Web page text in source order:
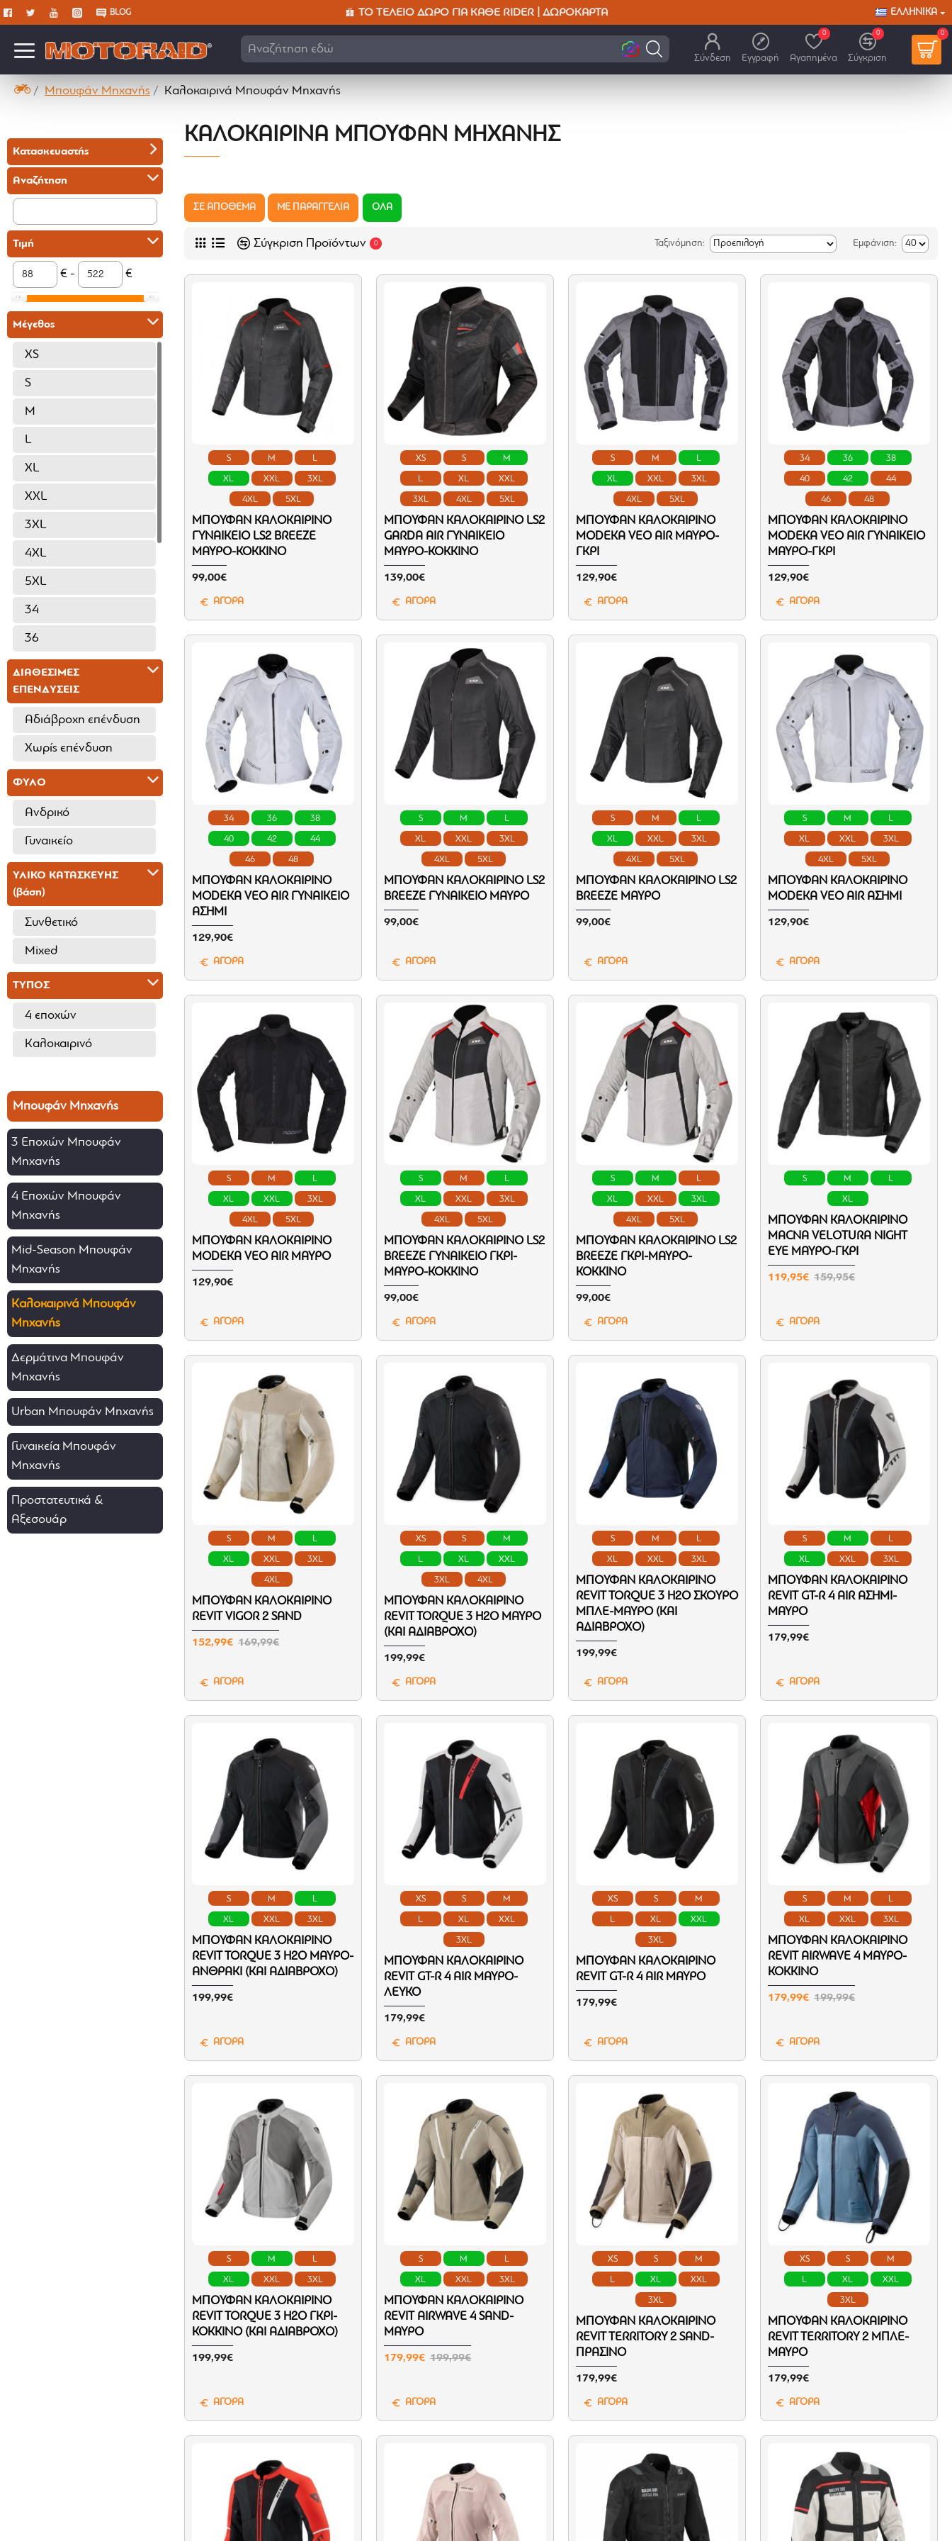
BLOG ΤΟ ΤΈΛΕΙΟ ΔΏΡΟ ΓΙΑ ΚΆΘΕ RIDER | ΔΩΡΟΚΆΡΤΑ ΕΛΛΗΝΙΚΆ
Ψά
Σύνδεση Εγγραφή Αγαπημένα
0
Σύγκριση
0 0
Μπουφάν Μηχανής Καλοκαιρινά Μπουφάν Μηχανής
Κατασκευαστής
Αναζήτηση
Τιμή
€ - €
Μέγεθος
XS
S
M
L
XL
XXL
3XL
4XL
5XL
34
36
38
40
42
44
46
48
ΔΙΑΘΕΣΙΜΕΣ
ΕΠΕΝΔΥΣΕΙΣ
Αδιάβροχη επένδυση
Χωρίς επένδυση
ΦΥΛΟ
Ανδρικό
Γυναικείο
ΥΛΙΚΟ ΚΑΤΑΣΚΕΥΗΣ
(βάση)
Συνθετικό
Mixed
ΤΥΠΟΣ
4 εποχών
Καλοκαιρινό
Μπουφάν Μηχανής
3 Εποχών Μπουφάν
Μηχανής
4 Εποχών Μπουφάν
Μηχανής
Mid-Season Μπουφάν
Μηχανής
Καλοκαιρινά Μπουφάν
Μηχανής
Δερμάτινα Μπουφάν
Μηχανής
Urban Μπουφάν Μηχανής
Γυναικεία Μπουφάν
Μηχανής
Προστατευτικά &
Αξεσουάρ
ΚΑΛΟΚΑΙΡΙΝΆ ΜΠΟΥΦΆΝ ΜΗΧΑΝΉΣ
ΣΕ ΑΠΟΘΕΜΑ ΜΕ ΠΑΡΑΓΓΕΛΙΑ ΟΛΑ
Σύγκριση Προϊόντων 0 Ταξινόμηση: Εμφάνιση:
S M L
XL XXL 3XL
4XL 5XL
ΜΠΟΥΦΆΝ ΚΑΛΟΚΑΙΡΙΝΌ
ΓΥΝΑΙΚΕΊΟ LS2 BREEZE
ΜΑΎΡΟ-ΚΌΚΚΙΝΟ
99,00€
ΑΓΟΡΑ
XS S M
L XL XXL
3XL 4XL 5XL
ΜΠΟΥΦΆΝ ΚΑΛΟΚΑΙΡΙΝΌ LS2
GARDA AIR ΓΥΝΑΙΚΕΊΟ
ΜΑΎΡΟ-ΚΌΚΚΙΝΟ
139,00€
ΑΓΟΡΑ
S M L
XL XXL 3XL
4XL 5XL
ΜΠΟΥΦΆΝ ΚΑΛΟΚΑΙΡΙΝΌ
MODEKA VEO AIR ΜΑΎΡΟ-
ΓΚΡΙ
129,90€
ΑΓΟΡΑ
34 36 38
40 42 44
46 48
ΜΠΟΥΦΆΝ ΚΑΛΟΚΑΙΡΙΝΌ
MODEKA VEO AIR ΓΥΝΑΙΚΕΊΟ
ΜΑΎΡΟ-ΓΚΡΙ
129,90€
ΑΓΟΡΑ
34 36 38
40 42 44
46 48
ΜΠΟΥΦΆΝ ΚΑΛΟΚΑΙΡΙΝΌ
MODEKA VEO AIR ΓΥΝΑΙΚΕΊΟ
ΑΣΗΜΊ
129,90€
ΑΓΟΡΑ
S M L
XL XXL 3XL
4XL 5XL
ΜΠΟΥΦΆΝ ΚΑΛΟΚΑΙΡΙΝΌ LS2
BREEZE ΓΥΝΑΙΚΕΊΟ ΜΑΎΡΟ
99,00€
ΑΓΟΡΑ
S M L
XL XXL 3XL
4XL 5XL
ΜΠΟΥΦΆΝ ΚΑΛΟΚΑΙΡΙΝΌ LS2
BREEZE ΜΑΎΡΟ
99,00€
ΑΓΟΡΑ
S M L
XL XXL 3XL
4XL 5XL
ΜΠΟΥΦΆΝ ΚΑΛΟΚΑΙΡΙΝΌ
MODEKA VEO AIR ΑΣΗΜΊ
129,90€
ΑΓΟΡΑ
S M L
XL XXL 3XL
4XL 5XL
ΜΠΟΥΦΆΝ ΚΑΛΟΚΑΙΡΙΝΌ
MODEKA VEO AIR ΜΑΎΡΟ
129,90€
ΑΓΟΡΑ
S M L
XL XXL 3XL
4XL 5XL
ΜΠΟΥΦΆΝ ΚΑΛΟΚΑΙΡΙΝΌ LS2
BREEZE ΓΥΝΑΙΚΕΊΟ ΓΚΡΙ-
ΜΑΎΡΟ-ΚΌΚΚΙΝΟ
99,00€
ΑΓΟΡΑ
S M L
XL XXL 3XL
4XL 5XL
ΜΠΟΥΦΆΝ ΚΑΛΟΚΑΙΡΙΝΌ LS2
BREEZE ΓΚΡΙ-ΜΑΎΡΟ-
ΚΌΚΚΙΝΟ
99,00€
ΑΓΟΡΑ
S M L
XL
ΜΠΟΥΦΆΝ ΚΑΛΟΚΑΙΡΙΝΌ
MACNA VELOTURA NIGHT
EYE ΜΑΎΡΟ-ΓΚΡΊ
119,95€ 159,95€
ΑΓΟΡΑ
S M L
XL XXL 3XL
4XL
ΜΠΟΥΦΆΝ ΚΑΛΟΚΑΙΡΙΝΌ
REVIT VIGOR 2 SAND
152,99€ 169,99€
ΑΓΟΡΑ
XS S M
L XL XXL
3XL 4XL
ΜΠΟΥΦΆΝ ΚΑΛΟΚΑΙΡΙΝΌ
REVIT TORQUE 3 H2O ΜΑΎΡΟ
(ΚΑΙ ΑΔΙΆΒΡΟΧΟ)
199,99€
ΑΓΟΡΑ
S M L
XL XXL 3XL
ΜΠΟΥΦΆΝ ΚΑΛΟΚΑΙΡΙΝΌ
REVIT TORQUE 3 H2O ΣΚΟΎΡΟ
ΜΠΛΕ-ΜΑΎΡΟ (ΚΑΙ
ΑΔΙΆΒΡΟΧΟ)
199,99€
ΑΓΟΡΑ
S M L
XL XXL 3XL
ΜΠΟΥΦΆΝ ΚΑΛΟΚΑΙΡΙΝΌ
REVIT GT-R 4 AIR ΑΣΗΜΊ-
ΜΑΎΡΟ
179,99€
ΑΓΟΡΑ
S M L
XL XXL 3XL
ΜΠΟΥΦΆΝ ΚΑΛΟΚΑΙΡΙΝΌ
REVIT TORQUE 3 H2O ΜΑΎΡΟ-
ΑΝΘΡΑΚΊ (ΚΑΙ ΑΔΙΆΒΡΟΧΟ)
199,99€
ΑΓΟΡΑ
XS S M
L XL XXL
3XL
ΜΠΟΥΦΆΝ ΚΑΛΟΚΑΙΡΙΝΌ
REVIT GT-R 4 AIR ΜΑΎΡΟ-
ΛΕΥΚΌ
179,99€
ΑΓΟΡΑ
XS S M
L XL XXL
3XL
ΜΠΟΥΦΆΝ ΚΑΛΟΚΑΙΡΙΝΌ
REVIT GT-R 4 AIR ΜΑΎΡΟ
179,99€
ΑΓΟΡΑ
S M L
XL XXL 3XL
ΜΠΟΥΦΆΝ ΚΑΛΟΚΑΙΡΙΝΌ
REVIT AIRWAVE 4 ΜΑΎΡΟ-
ΚΌΚΚΙΝΟ
179,99€ 199,99€
ΑΓΟΡΑ
S M L
XL XXL 3XL
ΜΠΟΥΦΆΝ ΚΑΛΟΚΑΙΡΙΝΌ
REVIT TORQUE 3 H2O ΓΚΡΙ-
ΚΌΚΚΙΝΟ (ΚΑΙ ΑΔΙΆΒΡΟΧΟ)
199,99€
ΑΓΟΡΑ
S M L
XL XXL 3XL
ΜΠΟΥΦΆΝ ΚΑΛΟΚΑΙΡΙΝΌ
REVIT AIRWAVE 4 SAND-
ΜΑΎΡΟ
179,99€ 199,99€
ΑΓΟΡΑ
XS S M
L XL XXL
3XL
ΜΠΟΥΦΆΝ ΚΑΛΟΚΑΙΡΙΝΌ
REVIT TERRITORY 2 SAND-
ΠΡΆΣΙΝΟ
179,99€
ΑΓΟΡΑ
XS S M
L XL XXL
3XL
ΜΠΟΥΦΆΝ ΚΑΛΟΚΑΙΡΙΝΌ
REVIT TERRITORY 2 ΜΠΛΈ-
ΜΑΎΡΟ
179,99€
ΑΓΟΡΑ